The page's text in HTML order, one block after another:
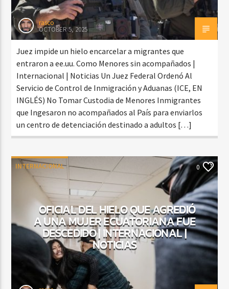
rasco
OCTOBER 5, 2025
Juez impide un hielo encarcelar a migrantes que
entraron a ee.uu. Como Menores sin acompañados |
Internacional | Noticias Un Juez Federal Ordenó Al
Servicio de Control de Inmigración y Aduanas (ICE, EN
INGLÉS) No Tomar Custodia de Menores Inmigrantes
que Ingesaron no acompañados al País para enviarlos
un centro de detenciación destinado a adultos […]
INTERNACIONAL 0
OFICIAL DEL HIELO QUE AGREDIÓ
A UNA MUJER ECUATORIANA FUE
DESCEDIDO | INTERNACIONAL |
NOTICIAS